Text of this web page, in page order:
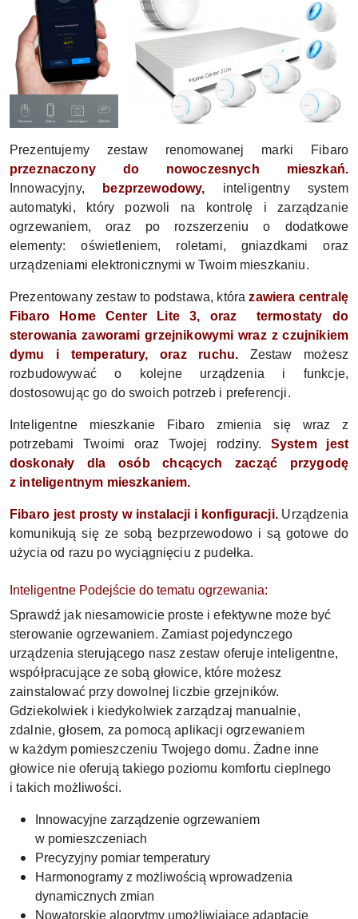
Prezentujemy zestaw renomowanej marki Fibaro
przeznaczony do nowoczesnych mieszkań.
Innowacyjny,
bezprzewodowy, inteligentny system
automatyki, który pozwoli na kontrolę i zarządzanie
ogrzewaniem, oraz po rozszerzeniu o dodatkowe
elementy: oświetleniem, roletami, gniazdkami oraz
urządzeniami elektronicznymi w Twoim mieszkaniu.
Prezentowany zestaw to podstawa, którazawiera centralę
Fibaro Home Center Lite 3, oraz termostaty do
sterowania zaworami grzejnikowymi wraz z czujnikiem
dymu i temperatury, oraz ruchu. Zestaw możesz
rozbudowywać o kolejne urządzenia i funkcje,
dostosowując go do swoich potrzeb i preferencji.
Inteligentne mieszkanie Fibaro zmienia się wraz z
potrzebami Twoimi oraz Twojej rodziny. System jest
doskonały dla osób chcących zacząć przygodę
z inteligentnym mieszkaniem.
Fibaro jest prosty w instalacji i konfiguracji.Urządzenia
komunikują się ze sobą bezprzewodowo i są gotowe do
użycia od razu po wyciągnięciu z pudełka.
Inteligentne Podejście do tematu ogrzewania:
Sprawdź jak niesamowicie proste i efektywne może być
sterowanie ogrzewaniem. Zamiast pojedynczego
urządzenia sterującego nasz zestaw oferuje inteligentne,
współpracujące ze sobą głowice, które możesz
zainstalować przy dowolnej liczbie grzejników.
Gdziekolwiek i kiedykolwiek zarządzaj manualnie,
zdalnie, głosem, za pomocą aplikacji ogrzewaniem
w każdym pomieszczeniu Twojego domu. Żadne inne
głowice nie oferują takiego poziomu komfortu cieplnego
i takich możliwości.
Innowacyjne zarządzenie ogrzewaniem
w pomieszczeniach
Precyzyjny pomiar temperatury
Harmonogramy z możliwością wprowadzenia
dynamicznych zmian
Nowatorskie algorytmy umożliwiające adaptacje